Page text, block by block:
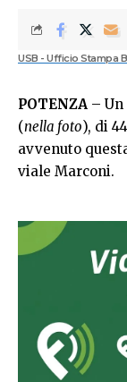
USB - Ufficio Stampa
POTENZA –
(nella foto), di
avvenuto
viale Marconi.